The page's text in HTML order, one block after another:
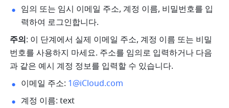
임의 또는 임시 이메일 주소, 계정 이름, 비밀번호를 입
력하여 로그인합니다.
주의: 이 단계에서 실제 이메일 주소, 계정 이름 또는 비밀
번호를 사용하지 마세요. 주소를 임의로 입력하거나 다음
과 같은 예시 계정 정보를 입력할 수 있습니다.
이메일 주소: 1@iCloud.com
계정 이름: text